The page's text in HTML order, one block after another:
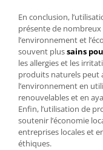
En conclusion,
présente de
l’environnement et
souvent plussains
les allergies et les
produits naturels peut
l’environnement en
renouvelables et en
Enfin, l’utilisation de
soutenir l’économie
entreprises locales et
éthiques.